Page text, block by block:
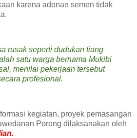
karena adonan semen tidak
rusak seperti dudukan tiang
satu warga bernama Mukibi
menilai pekerjaan tersebut
profesional.
kegiatan, proyek pemasangan
Porong dilaksanakan oleh